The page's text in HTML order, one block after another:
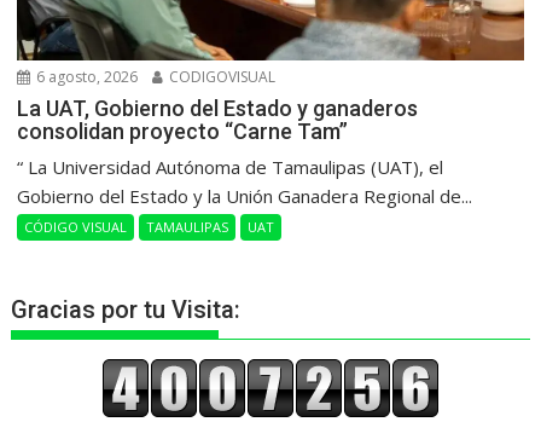
6 agosto, 2026 CODIGOVISUAL
La UAT, Gobierno del Estado y ganaderos
consolidan proyecto “Carne Tam”
“ La Universidad Autónoma de Tamaulipas (UAT), el
Gobierno del Estado y la Unión Ganadera Regional de...
CÓDIGO VISUAL TAMAULIPAS UAT
Gracias por tu Visita: